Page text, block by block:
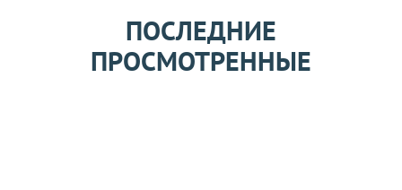
ПОСЛЕДНИЕ
ПРОСМОТРЕННЫЕ